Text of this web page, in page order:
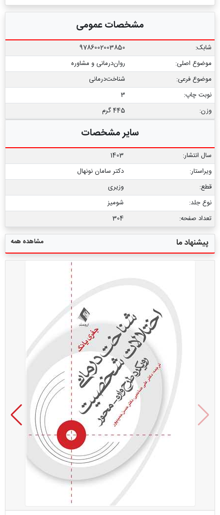
مشخصات عمومی
شابک:
9786002003850
موضوع اصلی:
روان‌درمانی و مشاوره
موضوع فرعی:
شناخت‏‌درمانی
نوبت چاپ:
3
وزن:
445 گرم
سایر مشخصات
سال انتشار:
1403
ویراستار:
دکتر سامان نونهال
قطع:
وزیری
نوع جلد:
شومیز
تعداد صفحه:
304
پیشنهاد ما مشاهده همه